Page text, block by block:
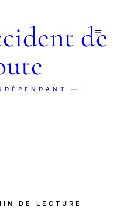
de
—
DE LECTURE